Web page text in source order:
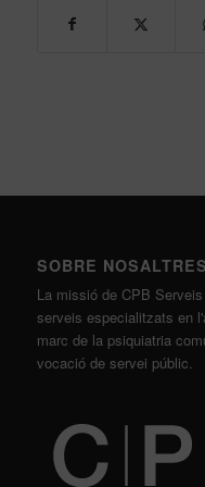
SOBRE NOSALTRES
La missió de CPB
serveis especialitzats en
marc de la psiquiatria
vocació de servei públic.